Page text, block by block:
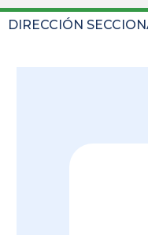
DIRECCIÓN